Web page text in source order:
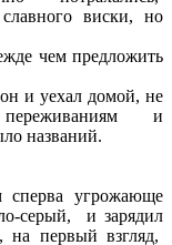
виски, но
чем предложить
и уехал домой, не
и
названий.
угрожающе
серый, и зарядил
на первый взгляд,